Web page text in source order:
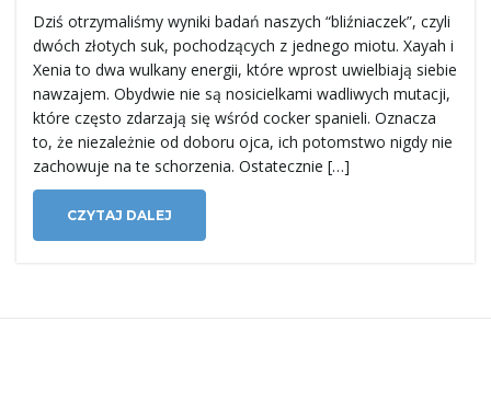
ę
Dziś otrzymaliśmy wyniki badań naszych “bliźniaczek”, czyli
dwóch złotych suk, pochodzących z jednego miotu. Xayah i
Xenia to dwa wulkany energii, które wprost uwielbiają siebie
nawzajem. Obydwie nie są nosicielkami wadliwych mutacji,
które często zdarzają się wśród cocker spanieli. Oznacza
to, że niezależnie od doboru ojca, ich potomstwo nigdy nie
zachowuje na te schorzenia. Ostatecznie […]
CZYTAJ DALEJ